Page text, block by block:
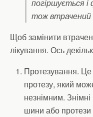
погіршується і
тож втрачений
Щоб замінити
лікування. Ось
Протезування. Це
протезу, який
незнімним. Знімні
шини або протези